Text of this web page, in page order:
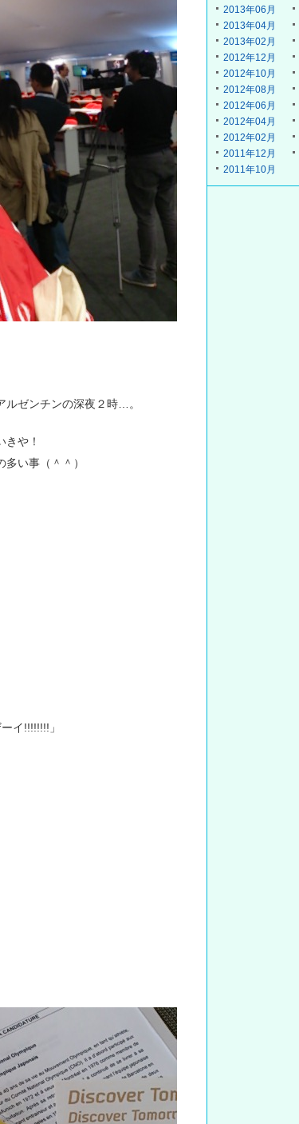
ルゼンチンの深夜２時…。
や！
い事（＾＾）
イ!!!!!!!!」
2013年06月
2013年04月
2013年02月
2012年12月
2012年10月
2012年08月
2012年06月
2012年04月
2012年02月
2011年12月
2011年10月